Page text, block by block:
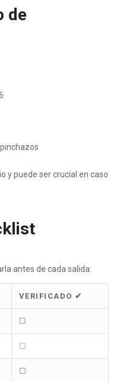
de
y puede ser crucial en caso
antes de cada salida:
VERIFICADO ✔
☐
☐
☐